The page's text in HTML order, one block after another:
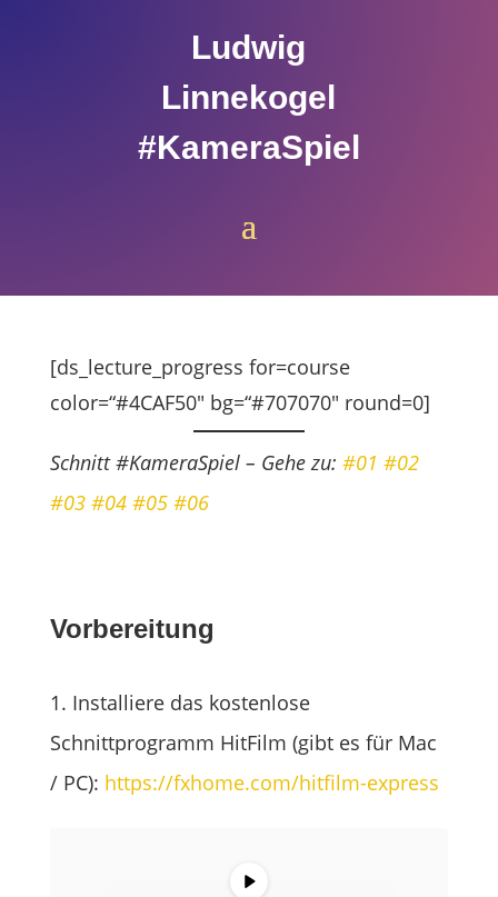
Ludwig
Linnekogel
#KameraSpiel
[ds_lecture_progress for=course
color=“#4CAF50″ bg=“#707070″ round=0]
Schnitt #KameraSpiel – Gehe zu: #01 #02
#03 #04 #05 #06
Vorbereitung
1. Installiere das kostenlose
Schnittprogramm HitFilm (gibt es für Mac
/ PC): https://fxhome.com/hitfilm-express